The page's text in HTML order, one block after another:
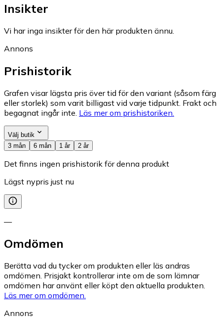
Insikter
Vi har inga insikter för den här produkten ännu.
Annons
Prishistorik
Grafen visar lägsta pris över tid för den variant (såsom färg
eller storlek) som varit billigast vid varje tidpunkt. Frakt och
begagnat ingår inte. Läs mer om prishistoriken.
Välj butik
3 mån
6 mån 1 år 2 år
Det finns ingen prishistorik för denna produkt
Lägst nypris just nu
—
Omdömen
Berätta vad du tycker om produkten eller läs andras
omdömen. Prisjakt kontrollerar inte om de som lämnar
omdömen har använt eller köpt den aktuella produkten.
Läs mer om omdömen.
Annons